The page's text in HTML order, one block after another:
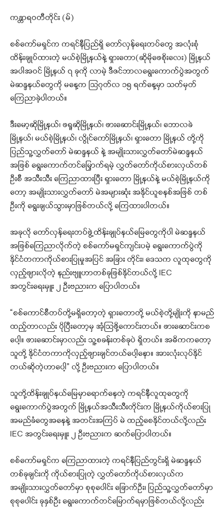
ကန္တာရဝတီတိုင်း (မ်)
စစ်ကော်မရှင်က ကရင်နီပြည်ရှိ တော်လှန်ရေးတပ်တွေ အလုံးစုံ
ထိန်းချုပ်ထားတဲ့ မယ်စဲ့မြို့နယ်နဲ့ ရှားတော(ဆိုမိုဖေစိုးလေး) မြို့နယ်
အပါအဝင် မြို့နယ် ၇ ခုကို လာမဲ့ ဒီဇင်ဘာလရွေးကောက်ပွဲအတွက်
မဲဆန္ဒနယ်တွေကို မနေ့က သြဂုတ်လ ၁၅ ရက်နေ့မှာ သတ်မှတ်
ကြေညာခဲ့ပါတယ်။
ဒီးမော့ဆိုမြို့နယ်၊ ဖရူဆိုမြို့နယ်၊ ဖားဆောင်းမြို့နယ်၊ ဘောလခဲ
မြို့နယ်၊ မယ်စဲ့မြို့နယ်၊ လွိုင်ကော်မြို့နယ်၊ ရှားတော မြို့နယ် တို့ကို
ပြည်သူ့လွှတ်တော် မဲဆန္ဒနယ် နဲ့ အမျိုးသားလွှတ်တော်မဲဆန္ဒနယ်
အဖြစ် ရွေးကောက်တင်မြှောက်ရမဲ့ လွှတ်တော်ကိုယ်စားလှယ်တစ်
ဦးစီ အသီးသီး ကြေညာထားပြီး ရှားတော မြို့နယ်နဲ့ မယ်စဲ့မြို့နယ်ကို
တော့ အမျိုးသားလွှတ်တော် မဲအများဆုံး အနိုင်ယူစနစ်အဖြစ် တစ်
ဦးကို ရွေးချယ်သွားမှာဖြစ်တယ်လို့ ကြေထားပါတယ်။
အခုလို တော်လှန်ရေးတပ်ဖွဲ့ထိန်းချုပ်နယ်မြေတွေကိုပါ မဲဆန္ဒနယ်
အဖြစ်ကြေညာလိုက်တဲ့ စစ်ကော်မရှင်ကျင်းပမဲ့ ရွေးကောက်ပွဲကို
နိုင်ငံတကာကိုယ်စားပြုမှုအပြင် အခြား တိုင်း၊ ဒေသက လူထုတွေကို
လှည့်ဖျားလိုတဲ့ နည်းဗျူဟာတစ်ခုဖြစ်နိုင်တယ်လို့ IEC
အတွင်းရေးမှူး ၂ ဦးဗညားက ပြောပါတယ်။
“စစ်ကောင်စီတပ်တို့မရှိတော့တဲ့ ရှားတောတို့ မယ်စဲ့တို့မျိုးကို နာမည်
ထည့်တာလည်း ပိုပြီးတော့မှ အံ့သြဖို့ကောင်းတယ်။ ဖားဆောင်းကစ
ပေါ့။ ဖားဆောင်းမှာလည်း သူ့စခန်းတစ်ခုပဲ ရှိတယ်။ အဓိကကတော့
သူတို့ နိုင်ငံတကာကိုလှည့်ဖျားချင်တယ်ပေါ့နော။ အားလုံးလုပ်နိုင်
တယ်ဆိုတဲ့ဟာပေါ့” လို့ ဦးဗညားက ပြောပါတယ်။
သူတို့ထိန်းချုပ်နယ်မြေမှာရောက်နေတဲ့ ကရင်နီလူထုတွေကို
ရွေးကောက်ပွဲအတွက် မြို့နယ်အသီးသီးတိုင်းက ‌မြို့နယ်ကိုယ်စားပြု
အမည်ခံတွေအနေနဲ့ အတင်းအကြပ် မဲ ထည့်စေနိုင်တယ်လို့လည်း
IEC အတွင်းရေးမှူး ၂ ဦးဗညားက ဆက်ပြောပါတယ်။
စစ်ကော်မရှင်က ကြေညာထားတဲ့ ကရင်နီပြည်တွင်းရှိ မဲဆန္ဒနယ်
တစ်ခုချင်းကို ကိုယ်စားပြုတဲ့ လွှတ်တော်ကိုယ်စားလှယ်က
အမျိုးသားလွှတ်တော်မှာ စုစုပေါင်း ခြောက်ဦး၊ ပြည်သူ့လွှတ်တော်မှာ
စုစုပေါင်း ခုနှစ်ဦး ရွေးကောက်တင်မြောက်ရမှာဖြစ်တယ်လို့လည်း